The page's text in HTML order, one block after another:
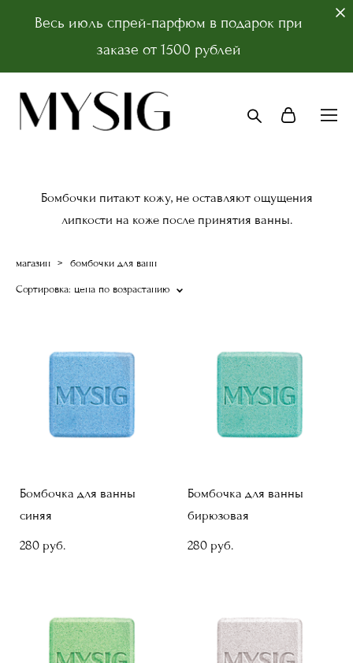
Весь июль спрей-парфюм в подарок при
заказе от 1500 рублей
Бомбочки питают кожу, не оставляют ощущения
липкости на коже после принятия ванны.
магазин > бомбочки для ванн
Сортировка: цена по возрастанию
Бомбочка для ванны
синяя
280 pуб.
Бомбочка для ванны
бирюзовая
280 pуб.